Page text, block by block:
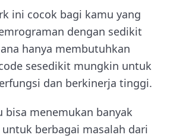
ini cocok bagi kamu yang
dengan sedikit
hanya membutuhkan
sesedikit mungkin untuk
dan berkinerja tinggi.
bisa menemukan banyak
berbagai masalah dari